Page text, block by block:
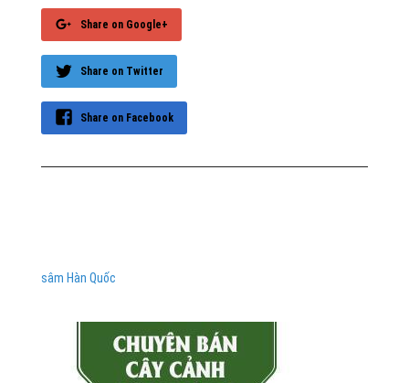
Share on Google+
Share on Twitter
Share on Facebook
sâm Hàn Quốc